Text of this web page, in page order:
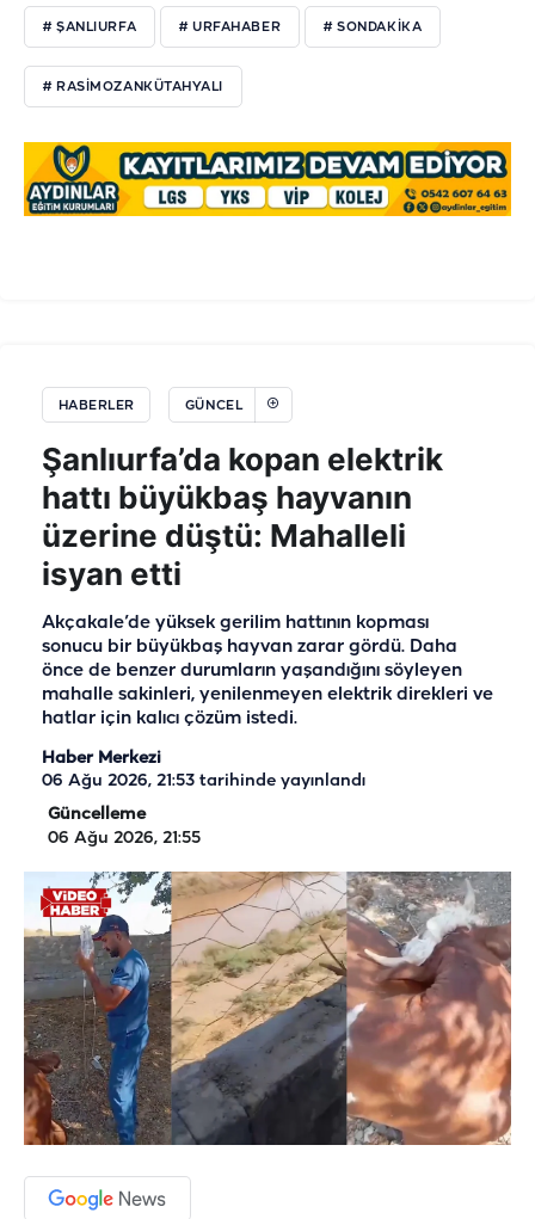
# ŞANLIURFA # URFAHABER # SONDAKİKA
# RASİMOZANKÜTAHYALI
HABERLER GÜNCEL
Şanlıurfa’da kopan elektrik
hattı büyükbaş hayvanın
üzerine düştü: Mahalleli
isyan etti
Akçakale’de yüksek gerilim hattının kopması
sonucu bir büyükbaş hayvan zarar gördü. Daha
önce de benzer durumların yaşandığını söyleyen
mahalle sakinleri, yenilenmeyen elektrik direkleri ve
hatlar için kalıcı çözüm istedi.
Haber Merkezi
06 Ağu 2026, 21:53 tarihinde yayınlandı
Güncelleme
06 Ağu 2026, 21:55